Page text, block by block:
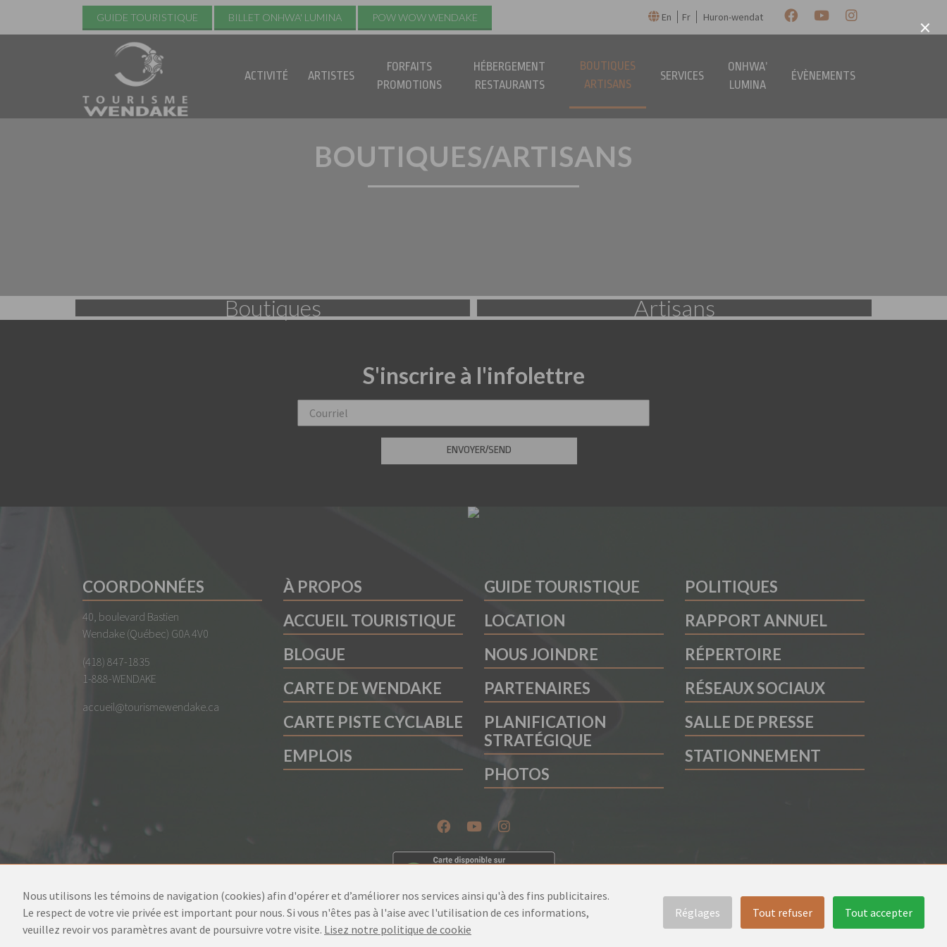
GUIDE TOURISTIQUE BILLET ONHWA' LUMINA POW WOW WENDAKE En Fr Huron-wendat
ACTIVITÉ ARTISTES
FORFAITS
PROMOTIONS
HÉBERGEMENT
RESTAURANTS
BOUTIQUES
ARTISANS
SERVICES
ONHWA’
LUMINA
ÉVÈNEMENTS
BOUTIQUES/ARTISANS
Boutiques Artisans
S'inscrire à l'infolettre
COORDONNÉES
40, boulevard Bastien
Wendake (Québec) G0A 4V0
(418) 847-1835
1-888-WENDAKE
accueil@tourismewendake.ca
À PROPOS
ACCUEIL TOURISTIQUE
BLOGUE
CARTE DE WENDAKE
CARTE PISTE CYCLABLE
EMPLOIS
GUIDE TOURISTIQUE
LOCATION
NOUS JOINDRE
PARTENAIRES
PLANIFICATION
STRATÉGIQUE
PHOTOS
POLITIQUES
RAPPORT ANNUEL
RÉPERTOIRE
RÉSEAUX SOCIAUX
SALLE DE PRESSE
STATIONNEMENT
×
Nous utilisons les témoins de navigation (cookies) afin d'opérer et d’améliorer nos services ainsi qu'à des fins publicitaires.
Le respect de votre vie privée est important pour nous. Si vous n'êtes pas à l'aise avec l'utilisation de ces informations,
veuillez revoir vos paramètres avant de poursuivre votre visite. Lisez notre politique de cookie
Réglages Tout refuser Tout accepter